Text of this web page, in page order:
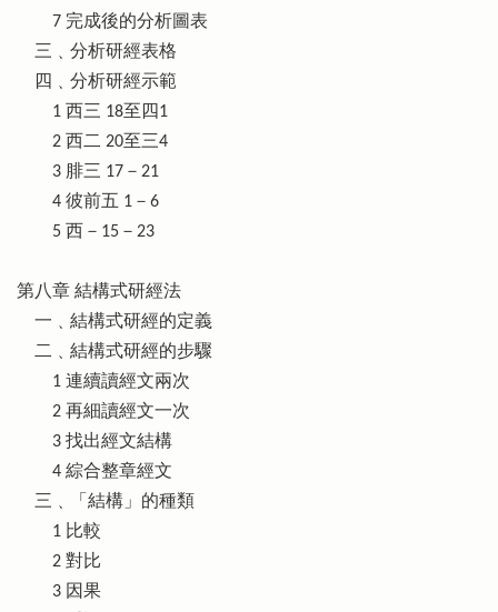
7 完成後的分析圖表
三﹑分析研經表格
四﹑分析研經示範
1 西三 18至四1
2 西二 20至三4
3 腓三 17－21
4 彼前五 1－6
5 西－15－23
第八章 結構式研經法
一﹑結構式研經的定義
二﹑結構式研經的步驟
1 連續讀經文兩次
2 再細讀經文一次
3 找出經文結構
4 綜合整章經文
三﹑「結構」的種類
1 比較
2 對比
3 因果